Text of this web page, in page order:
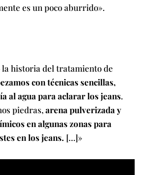
es un poco aburrido».
la historia del tratamiento de
con técnicas sencillas,
al agua para aclarar los jeans.
piedras,arena pulverizada y
en algunas zonas para
en los jeans. […]»